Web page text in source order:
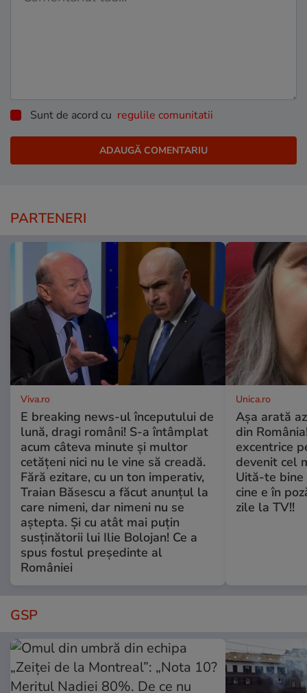
Sunt de acord cu regulile comunitatii
PARTENERI
Viva.ro
E breaking news-ul începutului de
lună, dragi români! S-a întâmplat
acum câteva minute și multor
cetățeni nici nu le vine să creadă.
Fără ezitare, cu un ton imperativ,
Traian Băsescu a făcut anunțul la
care nimeni, dar nimeni nu se
aștepta. Și cu atât mai puțin
susținătorii lui Ilie Bolojan! Ce a
spus fostul președinte al
României
Unica.ro
Așa arată
din
excentrice
devenit cel
Uită-te bine
cine e în
zile la TV!!
GSP